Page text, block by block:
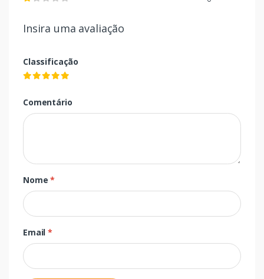
Insira uma avaliação
Classificação
Comentário
Nome*
Email*